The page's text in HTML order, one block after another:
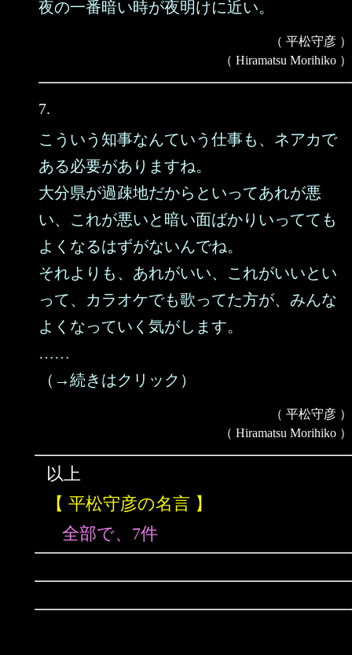
夜の一番暗い時が夜明けに近い。
（ 平松守彦 ）
（ Hiramatsu Morihiko ）
7.
こういう知事なんていう仕事も、ネアカで
ある必要がありますね。
大分県が過疎地だからといってあれが悪
い、これが悪いと暗い面ばかりいってても
よくなるはずがないんでね。
それよりも、あれがいい、これがいいとい
って、カラオケでも歌ってた方が、みんな
よくなっていく気がします。
……
（→続きはクリック）
（ 平松守彦 ）
（ Hiramatsu Morihiko ）
以上
【 平松守彦の名言 】
全部で、7件